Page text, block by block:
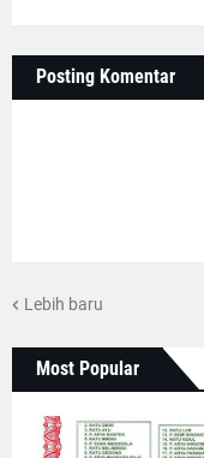
Posting Komentar
Lebih baru
Most Popular